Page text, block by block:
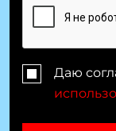
и
н
t
e
s
+
Даю